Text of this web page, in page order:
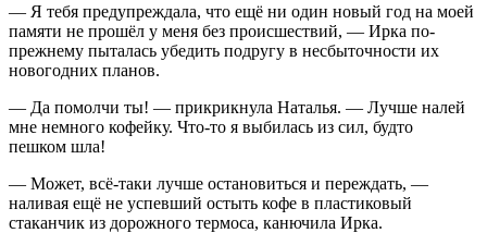
— Я тебя предупреждала, что ещё ни один новый год на моей
памяти не прошёл у меня без происшествий, — Ирка по-
прежнему пыталась убедить подругу в несбыточности их
новогодних планов.
— Да помолчи ты! — прикрикнула Наталья. — Лучше налей
мне немного кофейку. Что-то я выбилась из сил, будто
пешком шла!
— Может, всё-таки лучше остановиться и переждать, —
наливая ещё не успевший остыть кофе в пластиковый
стаканчик из дорожного термоса, канючила Ирка.